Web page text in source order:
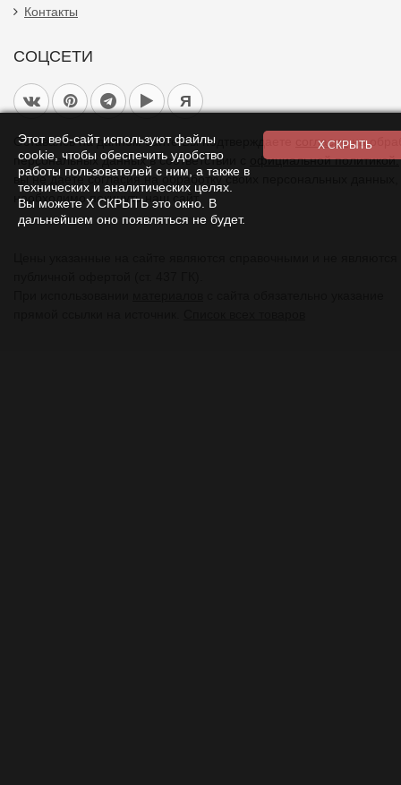
Контакты
СОЦСЕТИ
Я
Оставаясь на данном сайте Вы подтверждаете согласиена
персональных данных в соответствии с
официальной политикой.
вы не даете согласия на обработку своих персональных
необходимо покинуть наш сайт.
Этот веб-сайт используют файлы
cookie, чтобы обеспечить удобство
работы пользователей с ним, а также в
технических и аналитических целях.
Вы можете Х СКРЫТЬ это окно. В
дальнейшем оно появляться не будет.